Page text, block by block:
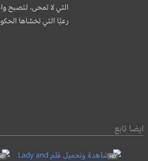
التي لا تمحى، لتصبح
رعبًا التي تخشاها
ايضا تابع